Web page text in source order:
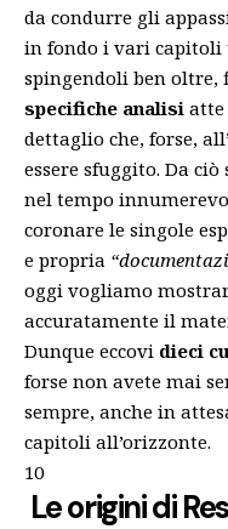
da condurre gli
in fondo i vari capitoli
spingendoli ben oltre,
specifiche analisi atte
dettaglio che, forse,
essere sfuggito. Da
nel tempo
coronare le singole
e propria
oggi vogliamo
accuratamente il
Dunque eccovi dieci
forse non avete mai
sempre, anche in
capitoli all’orizzonte.
10
Le origini di